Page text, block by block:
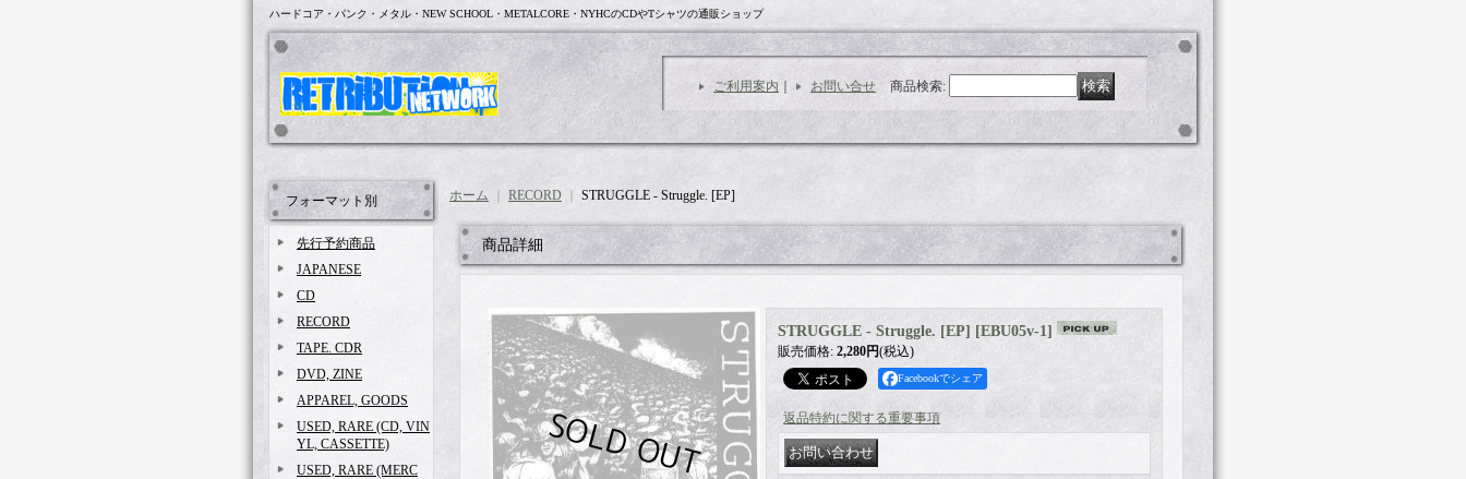
ハードコア・パンク・メタル・NEW SCHOOL・METALCORE・NYHCのCDやTシャツの通販ショップ
ご利用案内 お問い合せ 商品検索:
フォーマット別
先行予約商品
JAPANESE
CD
RECORD
TAPE. CDR
DVD, ZINE
APPAREL, GOODS
USED, RARE (CD, VIN
YL, CASSETTE)
USED, RARE (MERC
ホーム RECORD STRUGGLE - Struggle. [EP]
商品詳細
STRUGGLE - Struggle. [EP] [EBU05v-1]
販売価格: 2,280円(税込)
Facebookでシェア
返品特約に関する重要事項